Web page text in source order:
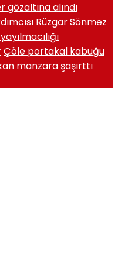
gözaltına alındı
Rüzgar Sönmez
Çöle portakal kabuğu
manzara şaşırttı